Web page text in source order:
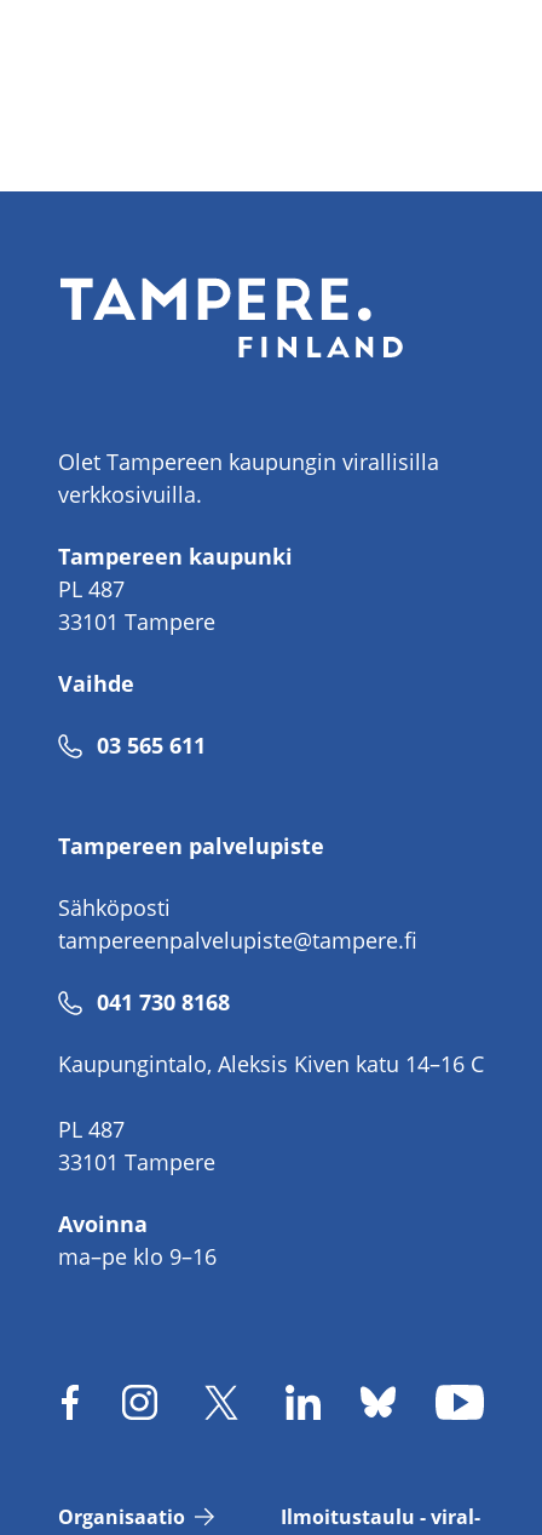
Olet Tampereen kaupungin virallisilla
verkkosivuilla.
Tampereen kaupunki
PL 487
33101 Tampere
Vaihde
Puhelinnumero
03 565 611
Tampereen palvelupiste
Sähköposti
tampereenpalvelupiste@tampere.fi
Puhelinnumero
041 730 8168
Kaupungintalo, Aleksis Kiven katu 14–16 C
PL 487
33101 Tampere
Avoinna
ma–pe klo 9–16
Or­ga­ni­saa­tio
Il­moi­tus­tau­lu - vi­ral­